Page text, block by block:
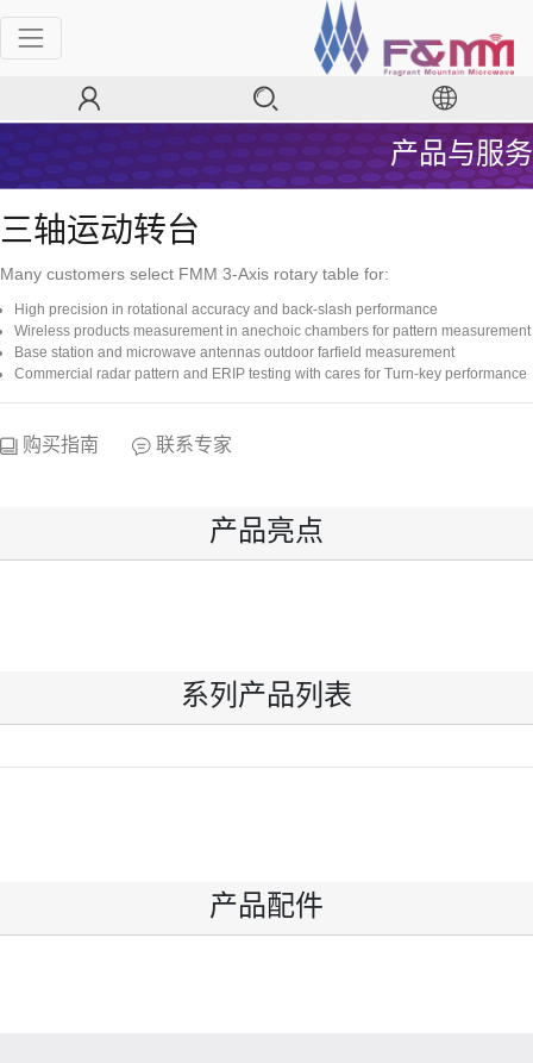
产品与服务
三轴运动转台
Many customers select FMM 3-Axis rotary table for:
High precision in rotational accuracy and back-slash performance
Wireless products measurement in anechoic chambers for pattern measurement
Base station and microwave antennas outdoor farfield measurement
Commercial radar pattern and ERIP testing with cares for Turn-key performance
购买指南 联系专家
产品亮点
系列产品列表
产品配件